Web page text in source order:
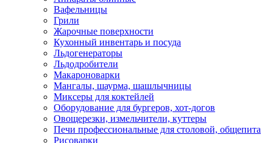
Вафельницы
Грили
Жарочные поверхности
Кухонный инвентарь и посуда
Льдогенераторы
Льдодробители
Макароноварки
Мангалы, шаурма, шашлычницы
Миксеры для коктейлей
Оборудование для бургеров, хот-догов
Овощерезки, измельчители, куттеры
Печи профессиональные для столовой, общепита
Рисоварки